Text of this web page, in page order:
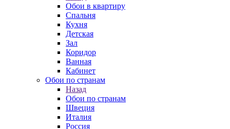
Обои в квартиру
Спальня
Кухня
Детская
Зал
Коридор
Ванная
Кабинет
Обои по странам
Назад
Обои по странам
Швеция
Италия
Россия